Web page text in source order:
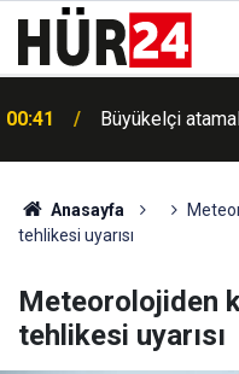
00:41 Büyükelçi
Anasayfa
tehlikesi uyarısı
Meteorolojiden
tehlikesi uyarısı